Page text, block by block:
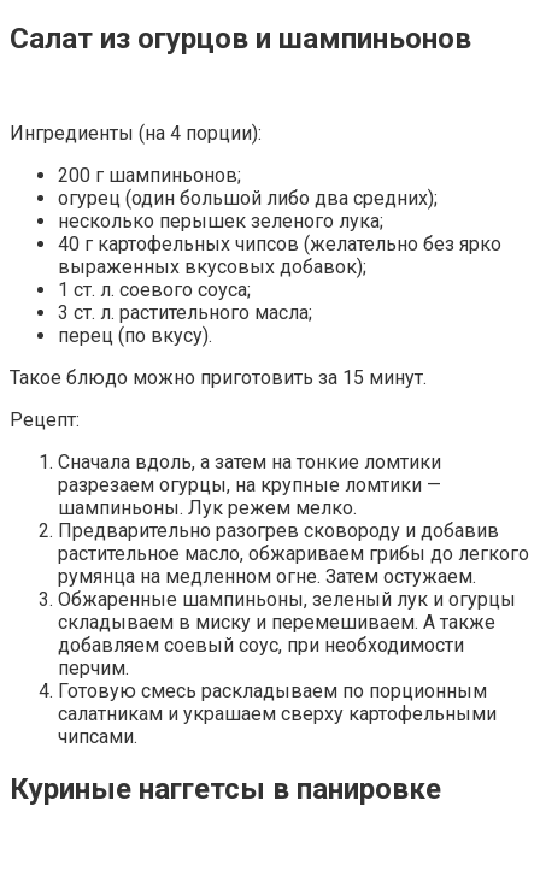
Салат из огурцов и шампиньонов
Ингредиенты (на 4 порции):
200 г шампиньонов;
огурец (один большой либо два средних);
несколько перышек зеленого лука;
40 г картофельных чипсов (желательно без ярко
выраженных вкусовых добавок);
1 ст. л. соевого соуса;
3 ст. л. растительного масла;
перец (по вкусу).
Такое блюдо можно приготовить за 15 минут.
Рецепт:
Сначала вдоль, а затем на тонкие ломтики
разрезаем огурцы, на крупные ломтики —
шампиньоны. Лук режем мелко.
Предварительно разогрев сковороду и добавив
растительное масло, обжариваем грибы до легкого
румянца на медленном огне. Затем остужаем.
Обжаренные шампиньоны, зеленый лук и огурцы
складываем в миску и перемешиваем. А также
добавляем соевый соус, при необходимости
перчим.
Готовую смесь раскладываем по порционным
салатникам и украшаем сверху картофельными
чипсами.
Куриные наггетсы в панировке